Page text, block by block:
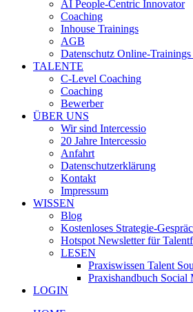
AI People-Centric Innovator
Coaching
Inhouse Trainings
AGB
Datenschutz Online-
TALENTE
C-Level Coaching
Coaching
Bewerber
ÜBER UNS
Wir sind Intercessio
20 Jahre Intercessio
Anfahrt
Datenschutzerklärung
Kontakt
Impressum
WISSEN
Blog
Kostenloses Strategie-
Hotspot Newsletter für
LESEN
Praxiswissen Talent
Praxishandbuch Social
LOGIN